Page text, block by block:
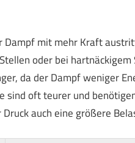
Dampf mit mehr Kraft
oder bei
da der Dampf weniger
sind oft teurer und
auch eine größere